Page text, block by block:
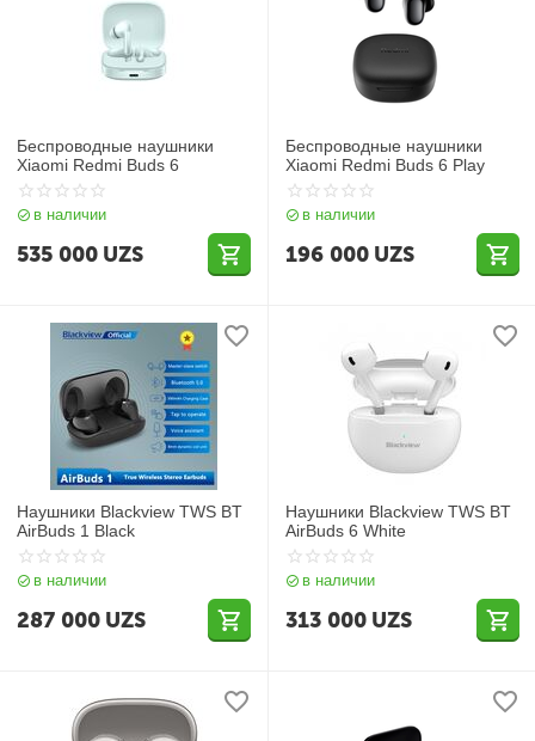
Беспроводные наушники
Xiaomi Redmi Buds 6
в наличии
535 000 UZS
Беспроводные наушники
Xiaomi Redmi Buds 6 Play
в наличии
196 000 UZS
Наушники Blackview TWS BT
AirBuds 1 Black
в наличии
287 000 UZS
Наушники Blackview TWS BT
AirBuds 6 White
в наличии
313 000 UZS